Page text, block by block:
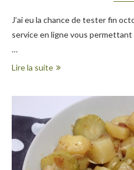
J’ai eu la chance de tester fin
service en ligne vous
…
Lire la suite